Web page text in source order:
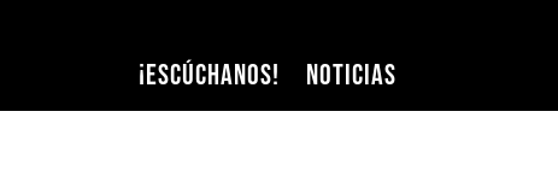
¡Escúchanos! Noticias